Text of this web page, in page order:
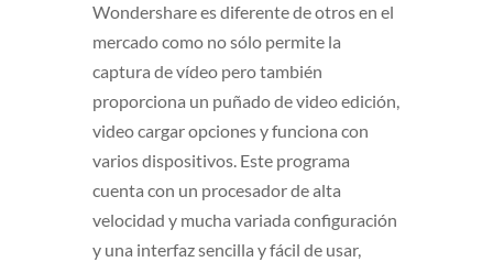
Wondershare es diferente de otros en el
mercado como no sólo permite la
captura de vídeo pero también
proporciona un puñado de video edición,
video cargar opciones y funciona con
varios dispositivos. Este programa
cuenta con un procesador de alta
velocidad y mucha variada configuración
y una interfaz sencilla y fácil de usar,